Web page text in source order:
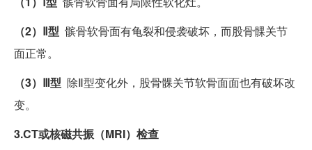
（2）Ⅱ型 髌骨软骨面有龟裂和侵袭破坏，而股骨髁关节
面正常。
（3）Ⅲ型 除Ⅱ型变化外，股骨髁关节软骨面面也有破坏改
变。
3.CT或核磁共振（MRI）检查